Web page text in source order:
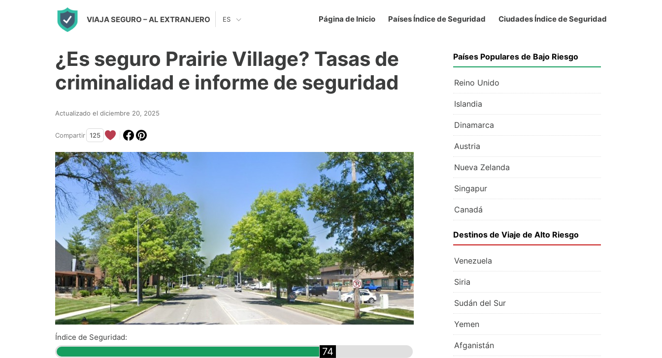
VIAJA SEGURO – AL EXTRANJERO Página de Inicio Países Índice de Seguridad Ciudades Índice de Seguridad
ES
¿Es seguro Prairie Village? Tasas de
criminalidad e informe de seguridad
Actualizado el diciembre 20, 2025
Compartir 125
Índice de Seguridad:
74
Países Populares de Bajo Riesgo
Reino Unido
Islandia
Dinamarca
Austria
Nueva Zelanda
Singapur
Canadá
Destinos de Viaje de Alto Riesgo
Venezuela
Siria
Sudán del Sur
Yemen
Afganistán